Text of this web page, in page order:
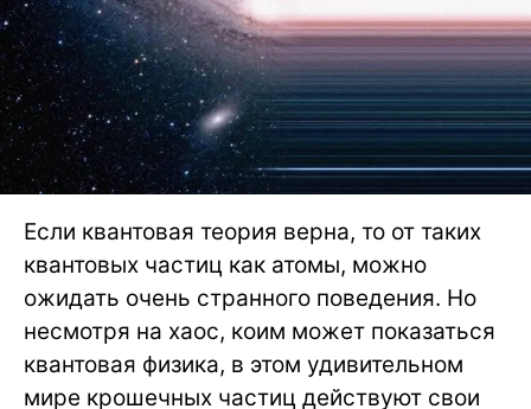
Если квантовая теория верна, то от таких
квантовых частиц как атомы, можно
ожидать очень странного поведения. Но
несмотря на хаос, коим может показаться
квантовая физика, в этом удивительном
мире крошечных частиц действуют свои